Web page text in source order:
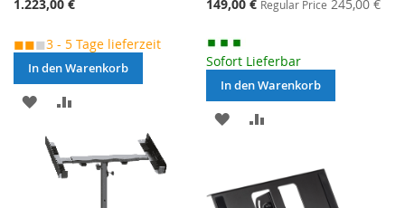
1.223,00 €
◼◼◼3 - 5 Tage lieferzeit
In den Warenkorb
MERKEN
VERGLEICHSLISTE
HINZUFÜGEN
149,00 € Regular Price 245,00 €
Sofort Lieferbar
In den Warenkorb
MERKEN
HINZUFÜGEN